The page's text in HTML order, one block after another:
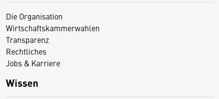
Die Organisation
Wirtschaftskammerwahlen
Transparenz
Rechtliches
Jobs & Karriere
Wissen